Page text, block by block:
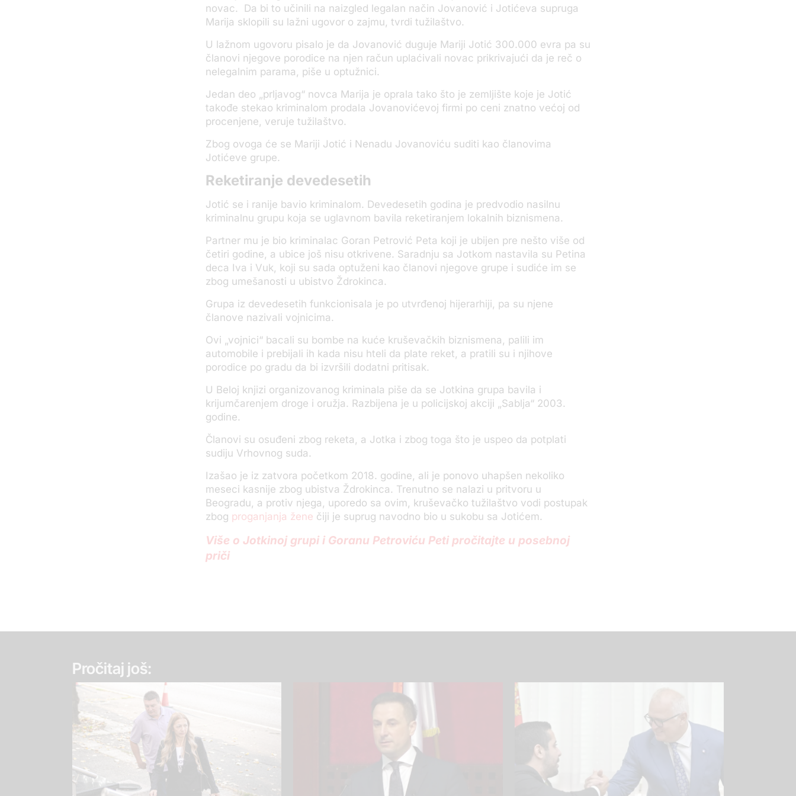
novac. Da bi to učinili na naizgled legalan način Jovanović i Jotićeva supruga
Marija sklopili su lažni ugovor o zajmu, tvrdi tužilaštvo.
U lažnom ugovoru pisalo je da Jovanović duguje Mariji Jotić 300.000 evra pa su
članovi njegove porodice na njen račun uplaćivali novac prikrivajući da je reč o
nelegalnim parama, piše u optužnici.
Jedan deo „prljavog“ novca Marija je oprala tako što je zemljište koje je Jotić
takođe stekao kriminalom prodala Jovanovićevoj firmi po ceni znatno većoj od
procenjene, veruje tužilaštvo.
Zbog ovoga će se Mariji Jotić i Nenadu Jovanoviću suditi kao članovima
Jotićeve grupe.
Reketiranje devedesetih
Jotić se i ranije bavio kriminalom. Devedesetih godina je predvodio nasilnu
kriminalnu grupu koja se uglavnom bavila reketiranjem lokalnih biznismena.
Partner mu je bio kriminalac Goran Petrović Peta koji je ubijen pre nešto više od
četiri godine, a ubice još nisu otkrivene. Saradnju sa Jotkom nastavila su Petina
deca Iva i Vuk, koji su sada optuženi kao članovi njegove grupe i sudiće im se
zbog umešanosti u ubistvo Ždrokinca.
Grupa iz devedesetih funkcionisala je po utvrđenoj hijerarhiji, pa su njene
članove nazivali vojnicima.
Ovi „vojnici“ bacali su bombe na kuće kruševačkih biznismena, palili im
automobile i prebijali ih kada nisu hteli da plate reket, a pratili su i njihove
porodice po gradu da bi izvršili dodatni pritisak.
U Beloj knjizi organizovanog kriminala piše da se Jotkina grupa bavila i
krijumčarenjem droge i oružja. Razbijena je u policijskoj akciji „Sablja“ 2003.
godine.
Članovi su osuđeni zbog reketa, a Jotka i zbog toga što je uspeo da potplati
sudiju Vrhovnog suda.
Izašao je iz zatvora početkom 2018. godine, ali je ponovo uhapšen nekoliko
meseci kasnije zbog ubistva Ždrokinca. Trenutno se nalazi u pritvoru u
Beogradu, a protiv njega, uporedo sa ovim, kruševačko tužilaštvo vodi postupak
zbog proganjanja žene čiji je suprug navodno bio u sukobu sa Jotićem.
Više o Jotkinoj grupi i Goranu Petroviću Peti pročitajte u posebnoj
priči
Pročitaj još: